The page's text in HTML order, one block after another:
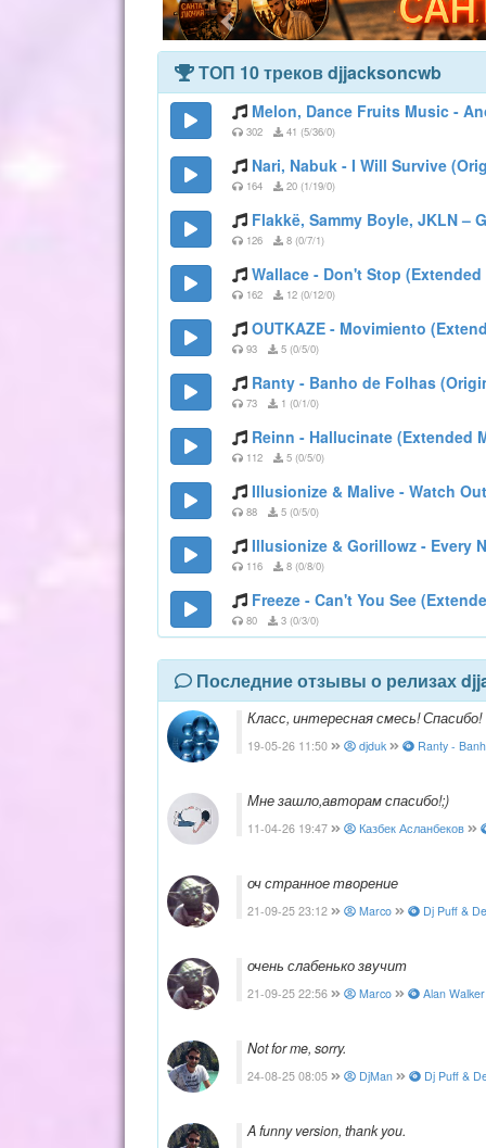
ТОП 10 треков djjacksoncwb
Melon, Dance Fruits Music -
302 41 (5/36/0)
Nari, Nabuk - I Will Survive
164 20 (1/19/0)
Flakkë, Sammy Boyle, JKLN –
126 8 (0/7/1)
Wallace - Don't Stop (Extended
162 12 (0/12/0)
OUTKAZE - Movimiento
93 5 (0/5/0)
Ranty - Banho de Folhas
73 1 (0/1/0)
Reinn - Hallucinate (Extended
112 5 (0/5/0)
Illusionize & Malive - Watch
88 5 (0/5/0)
Illusionize & Gorillowz - Every
116 8 (0/8/0)
Freeze - Can't You See
80 3 (0/3/0)
Последние отзывы о релизах
Класс, интересная смесь! Спасибо!
19-05-26 11:50 djduk Ranty -
Мне зашло,авторам спасибо!;)
11-04-26 19:47 Казбек Асланбеков
оч странное творение
21-09-25 23:12 Marco Dj Puff &
очень слабенько звучит
21-09-25 22:56 Marco Alan
Not for me, sorry.
24-08-25 08:05 DjMan Dj Puff &
A funny version, thank you.